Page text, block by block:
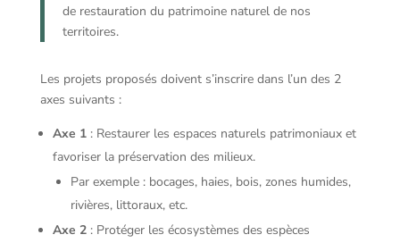
de restauration du patrimoine naturel de nos
territoires.
Les projets proposés doivent s’inscrire dans l’un des 2
axes suivants :
Axe 1: Restaurer les espaces naturels patrimoniaux et
favoriser la préservation des milieux.
Par exemple : bocages, haies, bois, zones humides,
rivières, littoraux, etc.
Axe 2: Protéger les écosystèmes des espèces